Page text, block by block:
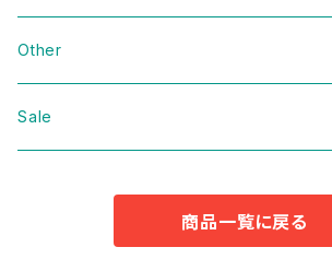
Domestic
Jacket
Vintage
Domestic
Other
bag
Accessories
Sale
商品一覧に戻る